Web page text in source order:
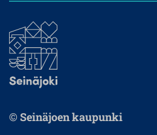
© Seinäjoen kaupunki